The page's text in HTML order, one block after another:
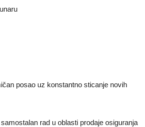
posao uz konstantno sticanje novih
rad u oblasti prodaje osiguranja